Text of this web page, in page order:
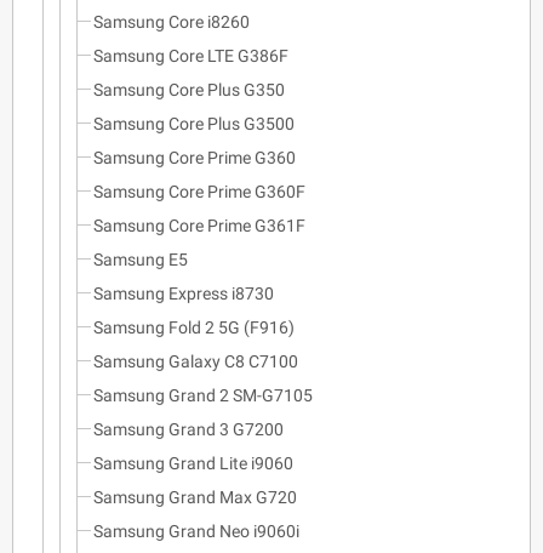
Samsung Core i8260
Samsung Core LTE G386F
Samsung Core Plus G350
Samsung Core Plus G3500
Samsung Core Prime G360
Samsung Core Prime G360F
Samsung Core Prime G361F
Samsung E5
Samsung Express i8730
Samsung Fold 2 5G (F916)
Samsung Galaxy C8 C7100
Samsung Grand 2 SM-G7105
Samsung Grand 3 G7200
Samsung Grand Lite i9060
Samsung Grand Max G720
Samsung Grand Neo i9060i